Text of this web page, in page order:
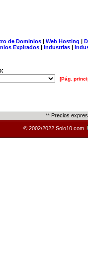
de Dominios| Web Hosting |
Expirados | Industrias |
[Pág.
** Precios
© 2002/2022 Solo10.com